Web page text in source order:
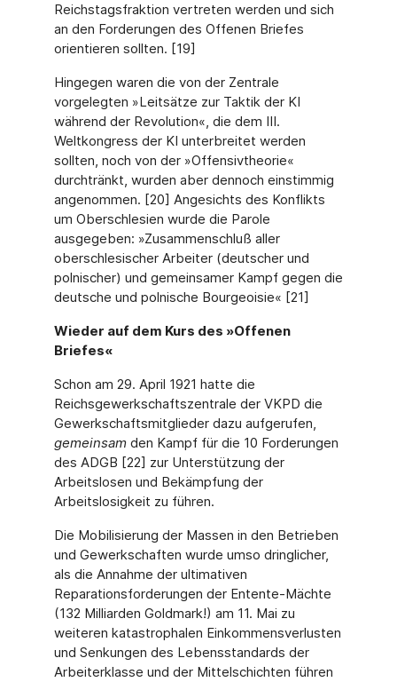
Reichstagsfraktion vertreten werden und sich
an den Forderungen des Offenen Briefes
orientieren sollten. [19]
Hingegen waren die von der Zentrale
vorgelegten »Leitsätze zur Taktik der KI
während der Revolution«, die dem III.
Weltkongress der KI unterbreitet werden
sollten, noch von der »Offensivtheorie«
durchtränkt, wurden aber dennoch einstimmig
angenommen. [20] Angesichts des Konflikts
um Oberschlesien wurde die Parole
ausgegeben: »Zusammenschluß aller
oberschlesischer Arbeiter (deutscher und
polnischer) und gemeinsamer Kampf gegen die
deutsche und polnische Bourgeoisie« [21]
Wieder auf dem Kurs des »Offenen
Briefes«
Schon am 29. April 1921 hatte die
Reichsgewerkschaftszentrale der VKPD die
Gewerkschaftsmitglieder dazu aufgerufen,
gemeinsamden Kampf für die 10 Forderungen
des ADGB [22] zur Unterstützung der
Arbeitslosen und Bekämpfung der
Arbeitslosigkeit zu führen.
Die Mobilisierung der Massen in den Betrieben
und Gewerkschaften wurde umso dringlicher,
als die Annahme der ultimativen
Reparationsforderungen der Entente-Mächte
(132 Milliarden Goldmark!) am 11. Mai zu
weiteren katastrophalen Einkommensverlusten
und Senkungen des Lebensstandards der
Arbeiterklasse und der Mittelschichten führen